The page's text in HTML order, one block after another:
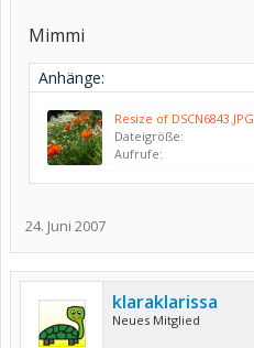
Mimmi
Anhänge:
Resize of DSCN6843.JPG
Dateigröße:
Aufrufe:
24. Juni 2007
klaraklarissa
Neues Mitglied